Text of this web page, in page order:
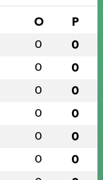
O P
0 0
0 0
0 0
0 0
0 0
0 0